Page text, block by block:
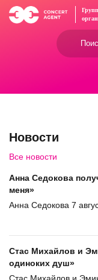
Перейти
Новости
Все новости
Анна Седокова
меня»
Анна Седокова 7
Стас Михайлов и
одиноких душ»
Стас Михайлов и